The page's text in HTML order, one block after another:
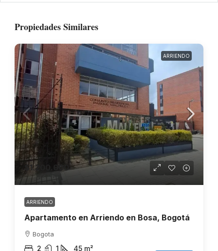
Propiedades Similares
ARRIENDO
$1.200.000
ARRIENDO
Apartamento en Arriendo en Bosa, Bogotá
Bogota
2 1 45 m²